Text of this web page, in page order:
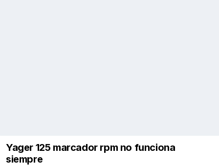
Yager 125 marcador rpm no funciona
siempre